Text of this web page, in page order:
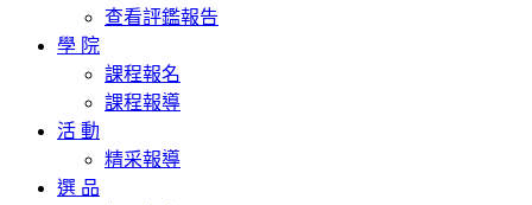
查看評鑑報告
學 院
課程報名
課程報導
活 動
精采報導
選 品